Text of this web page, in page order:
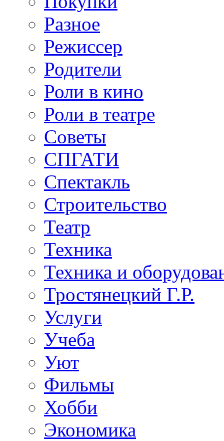
Разное
Режиссер
Родители
Роли в кино
Роли в театре
Советы
СПГАТИ
Спектакль
Строительство
Театр
Техника
Техника и
Тростянецкий Г.Р.
Услуги
Учеба
Уют
Фильмы
Хобби
Экономика